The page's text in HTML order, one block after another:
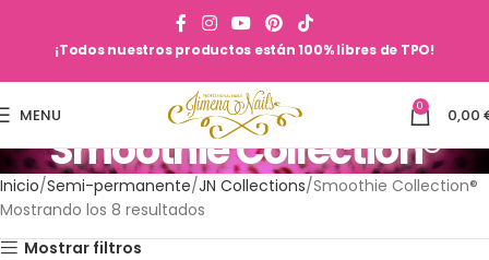
¡Todos nuestros productos están 100% libres de TPO!
MENU 0 0,00
Smoothie Collection®
Inicio Semi-permanente JN Collections Smoothie Collection®
Mostrando los 8 resultados
Mostrar filtros